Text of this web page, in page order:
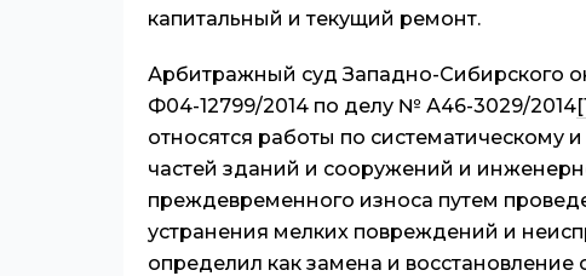
капитальный и текущий ремонт.
Арбитражный суд Западно-Сибирского
Ф04-12799/2014 по делу № А46-3029/2014
относятся работы по
частей зданий и сооружений и
преждевременного износа путем
устранения мелких повреждений и
определил как замена и восстановление